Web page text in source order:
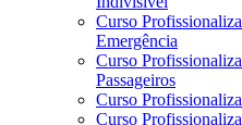
Curso
Emergência
Curso
Passageiros
Curso
Curso